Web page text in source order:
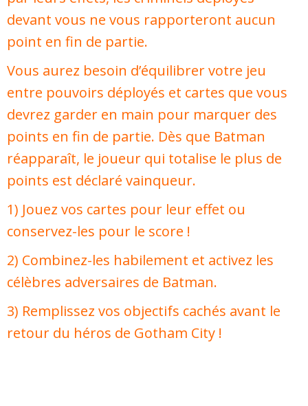
devant vous ne vous rapporteront aucun
point en fin de partie.
Vous aurez besoin d’équilibrer votre jeu
entre pouvoirs déployés et cartes que vous
devrez garder en main pour marquer des
points en fin de partie. Dès que Batman
réapparaît, le joueur qui totalise le plus de
points est déclaré vainqueur.
1) Jouez vos cartes pour leur effet ou
conservez-les pour le score !
2) Combinez-les habilement et activez les
célèbres adversaires de Batman.
3) Remplissez vos objectifs cachés avant le
retour du héros de Gotham City !